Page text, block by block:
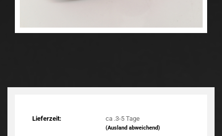
Lieferzeit: ca .3-5 Tage
(Ausland abweichend)